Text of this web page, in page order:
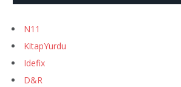
N11
KitapYurdu
Idefix
D&R